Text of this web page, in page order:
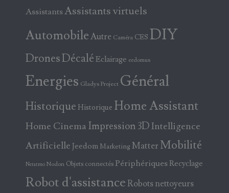
AssistantsAssistants virtuels
AutomobileAutre Caméra CES DIY
DronesDécalé Eclairage eedomus
Energies Gladys Project Général
Historique Historique Home Assistant
Home Cinema Impression 3DIntelligence
Artificielle Jeedom Marketing Matter Mobilité
Netatmo Nodon Objets connectés PériphériquesRecyclage
Robot d'assistance Robots nettoyeurs